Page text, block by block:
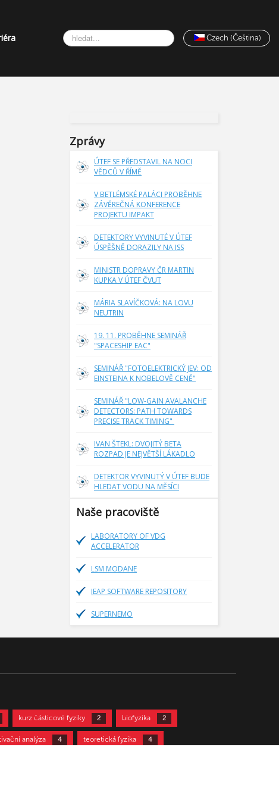
Vyhledávání... Czech (Čeština)
Zprávy
ÚTEF SE PŘEDSTAVIL NA NOCI
VĚDCŮ V ŘÍMĚ
V BETLÉMSKÉ PALÁCI PROBĚHNE
ZÁVĚREČNÁ KONFERENCE
PROJEKTU IMPAKT
DETEKTORY VYVINUTÉ V ÚTEF
ÚSPĚŠNĚ DORAZILY NA ISS
MINISTR DOPRAVY ČR MARTIN
KUPKA V ÚTEF ČVUT
MÁRIA SLAVÍČKOVÁ: NA LOVU
NEUTRIN
19. 11. PROBĚHNE SEMINÁŘ
"SPACESHIP EAC"
SEMINÁŘ "FOTOELEKTRICKÝ JEV: OD
EINSTEINA K NOBELOVĚ CENĚ"
SEMINÁŘ "LOW-GAIN AVALANCHE
DETECTORS: PATH TOWARDS
PRECISE TRACK TIMING"
IVAN ŠTEKL: DVOJITÝ BETA
ROZPAD JE NEJVĚTŠÍ LÁKADLO
DETEKTOR VYVINUTÝ V ÚTEF BUDE
HLEDAT VODU NA MĚSÍCI
Naše pracoviště
LABORATORY OF VDG
ACCELERATOR
LSM MODANE
IEAP SOFTWARE REPOSITORY
SUPERNEMO
kurz částicové fyziky 2 biofyzika 2
analýza 4 teoretická fyzika 4